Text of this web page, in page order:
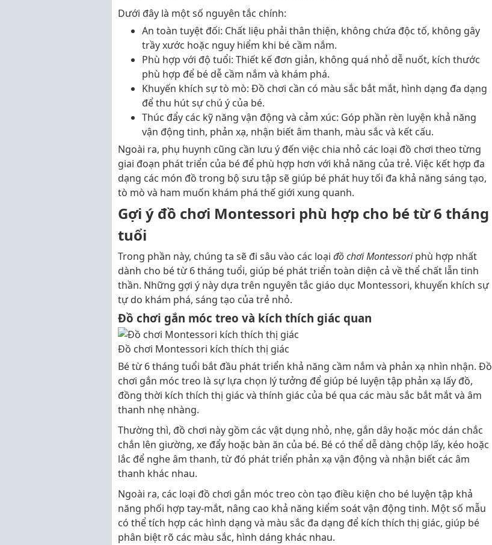
Dưới đây là một số nguyên tắc chính:
An toàn tuyệt đối: Chất liệu phải thân thiện, không chứa độc tố, không gây
trầy xước hoặc nguy hiểm khi bé cầm nắm.
Phù hợp với độ tuổi: Thiết kế đơn giản, không quá nhỏ dễ nuốt, kích thước
phù hợp để bé dễ cầm nắm và khám phá.
Khuyến khích sự tò mò: Đồ chơi cần có màu sắc bắt mắt, hình dạng đa dạng
để thu hút sự chú ý của bé.
Thúc đẩy các kỹ năng vận động và cảm xúc: Góp phần rèn luyện khả năng
vận động tinh, phản xạ, nhận biết âm thanh, màu sắc và kết cấu.
Ngoài ra, phụ huynh cũng cần lưu ý đến việc chia nhỏ các loại đồ chơi theo từng
giai đoạn phát triển của bé để phù hợp hơn với khả năng của trẻ. Việc kết hợp đa
dạng các món đồ trong bộ sưu tập sẽ giúp bé phát huy tối đa khả năng sáng tạo,
tò mò và ham muốn khám phá thế giới xung quanh.
Gợi ý đồ chơi Montessori phù hợp cho bé từ 6 tháng
tuổi
Trong phần này, chúng ta sẽ đi sâu vào các loại đồ chơi Montessoriphù hợp nhất
dành cho bé từ 6 tháng tuổi, giúp bé phát triển toàn diện cả về thể chất lẫn tinh
thần. Những gợi ý này dựa trên nguyên tắc giáo dục Montessori, khuyến khích sự
tự do khám phá, sáng tạo của trẻ nhỏ.
Đồ chơi gắn móc treo và kích thích giác quan
Đồ chơi Montessori kích thích thị giác
Bé từ 6 tháng tuổi bắt đầu phát triển khả năng cầm nắm và phản xạ nhìn nhận. Đồ
chơi gắn móc treo là sự lựa chọn lý tưởng để giúp bé luyện tập phản xạ lấy đồ,
đồng thời kích thích thị giác và thính giác của bé qua các màu sắc bắt mắt và âm
thanh nhẹ nhàng.
Thường thì, đồ chơi này gồm các vật dụng nhỏ, nhẹ, gắn dây hoặc móc dán chắc
chắn lên giường, xe đẩy hoặc bàn ăn của bé. Bé có thể dễ dàng chộp lấy, kéo hoặc
lắc để nghe âm thanh, từ đó phát triển phản xạ vận động và nhận biết các âm
thanh khác nhau.
Ngoài ra, các loại đồ chơi gắn móc treo còn tạo điều kiện cho bé luyện tập khả
năng phối hợp tay-mắt, nâng cao khả năng kiểm soát vận động tinh. Một số mẫu
có thể tích hợp các hình dạng và màu sắc đa dạng để kích thích thị giác, giúp bé
phân biệt rõ các màu sắc, hình dáng khác nhau.